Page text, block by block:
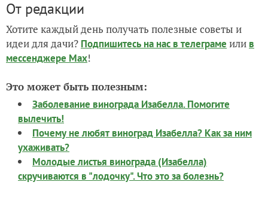
От редакции
Хотите каждый день получать полезные советы и
идеи для дачи? Подпишитесь на нас в телеграме или в
мессенджере Max!
Это может быть полезным:
Заболевание винограда Изабелла. Помогите
вылечить!
Почему не любят виноград Изабелла? Как за ним
ухаживать?
Молодые листья винограда (Изабелла)
скручиваются в "лодочку". Что это за болезнь?